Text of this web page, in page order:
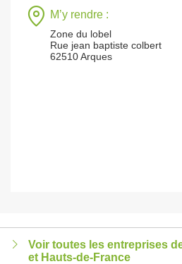
M’y rendre :
Zone du lobel
Rue jean baptiste colbert
62510 Arques
Voir toutes les entreprises
et Hauts-de-France